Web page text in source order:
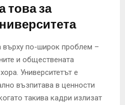
това за
върху по-широк проблем –
и обществената
Университетът е
възпитава в ценности
такива кадри излизат